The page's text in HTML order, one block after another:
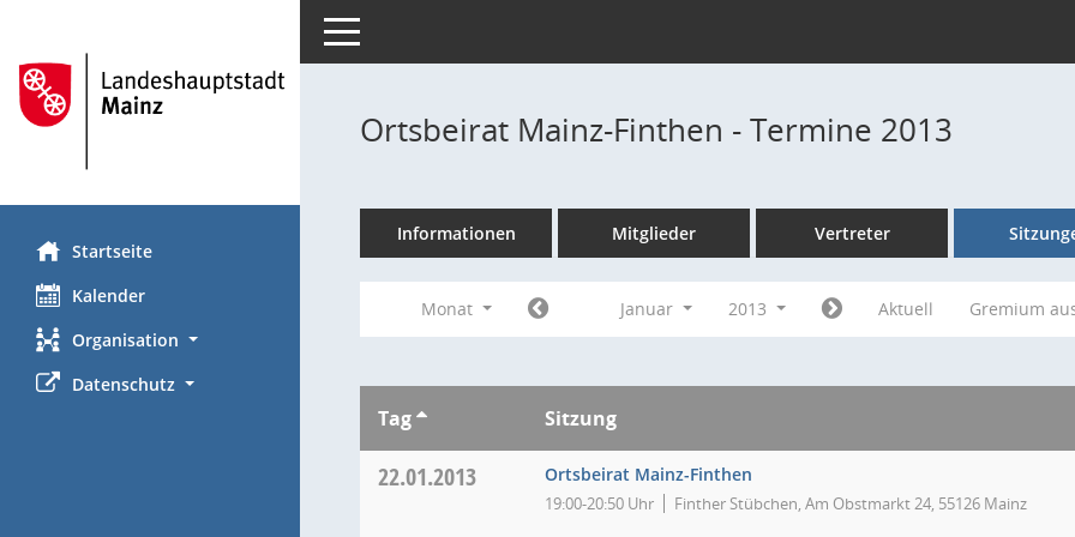
Startseite
Kalender
Organisation
Datenschutz
Toggle navigation
Ortsbeirat Mainz-Finthen - Termine 2013
Informationen Mitglieder Vertreter
Monat Januar 2013 Aktuell Gremium
Tag Sitzung
22.01.2013 Ortsbeirat Mainz-Finthen
19:00-20:50 Uhr Finther Stübchen, Am Obstmarkt 24, 55126 Mainz